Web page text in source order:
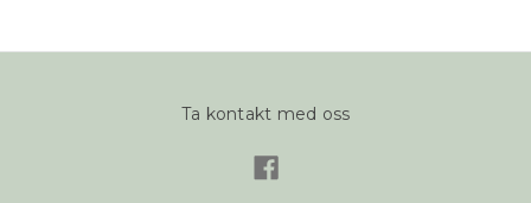
Ta kontakt med oss